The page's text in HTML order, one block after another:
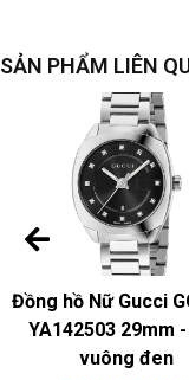
SẢN PHẨM LIÊN
Đồng hồ Nữ Gucci
YA142503 29mm
vuông đen